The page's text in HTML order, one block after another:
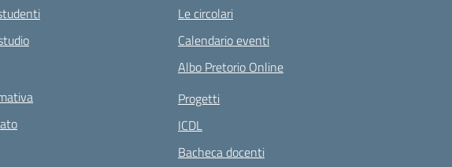
Le circolari
Calendario eventi
Albo Pretorio Online
Progetti
ICDL
Bacheca docenti